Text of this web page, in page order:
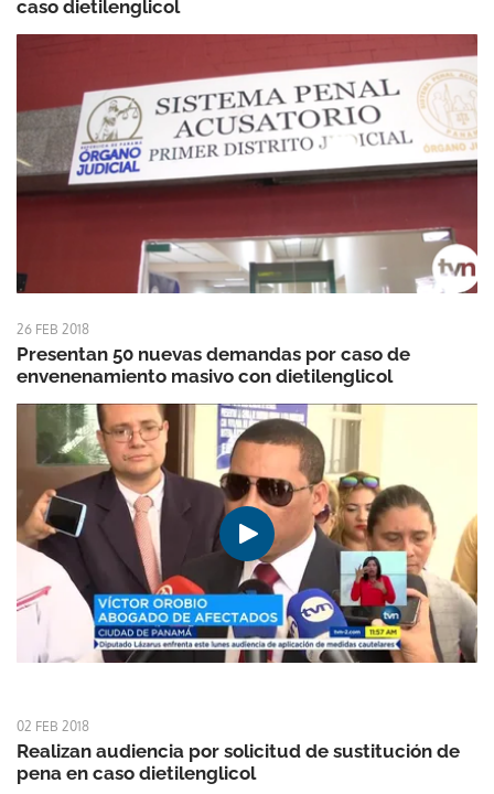
caso dietilenglicol
26 FEB 2018
Presentan 50 nuevas demandas por caso de
envenenamiento masivo con dietilenglicol
02 FEB 2018
Realizan audiencia por solicitud de sustitución de
pena en caso dietilenglicol